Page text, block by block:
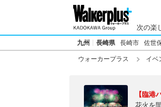
次の楽
九州 長崎県 長崎市 佐世
ウォーカープラス イベ
【臨港
花火を